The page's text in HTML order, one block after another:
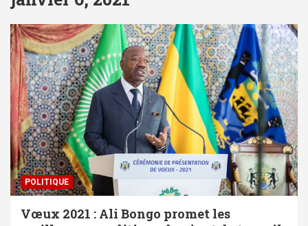
POLITIQUE
Vœux 2021 : Ali Bongo promet les